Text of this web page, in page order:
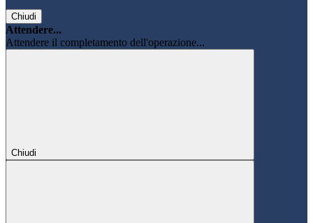
Chiudi
Attendere...
Attendere il completamento dell'operazione...
Chiudi